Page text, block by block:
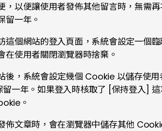
，以便讓使用者發佈其他留言時，無需
留一年。
這個網站的登入頁面，系統會設定一個
在使用者關閉瀏覽器時捨棄。
後，系統會設定幾個 Cookie 以儲存使
一年。如果登入時核取了 [保持登入]
。
佈文章時，會在瀏覽器中儲存其他